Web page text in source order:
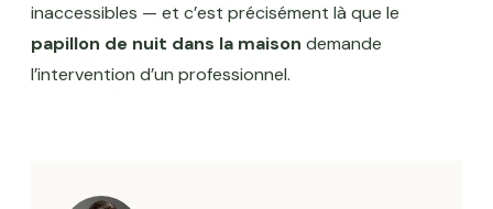
inaccessibles — et c’est précisément là que le
papillon de nuit dans la maison demande
l’intervention d’un professionnel.